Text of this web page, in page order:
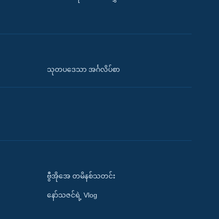
သုတပဒေသာ အင်္ဂလိပ်စာ
ဗွီအိုအေ တမိနစ်သတင်း
နော်သဇင်ရဲ့ Vlog